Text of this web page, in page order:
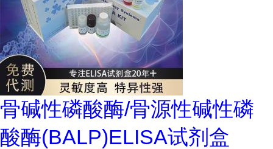
骨碱性磷酸酶/骨源性碱性磷
酸酶(BALP)ELISA试剂盒